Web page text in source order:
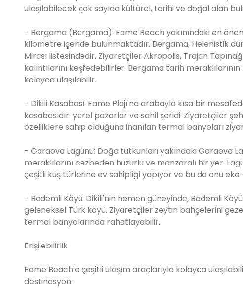
ulaşılabilecek çok sayıda kültürel, tarihi ve doğal alan
- Bergama (Bergama): Fame Beach yakınındaki en
kilometre içeride bulunmaktadır. Bergama, Helenistik
Mirası listesindedir. Ziyaretçiler Akropolis, Trajan
kalıntılarını keşfedebilirler. Bergama tarih
kolayca ulaşılabilir.
- Dikili Kasabası: Fame Plajı'na arabayla kısa bir
kasabasıdır. yerel pazarlar ve sahil şeridi. Ziyaretçiler
özelliklere sahip olduğuna inanılan termal banyoları
- Garaova Lagünü: Doğa tutkunları yakındaki Garaova
meraklılarını cezbeden huzurlu ve manzaralı bir yer.
çeşitli kuş türlerine ev sahipliği yapıyor ve bu da onu
- Bademli Köyü: Dikili'nin hemen güneyinde, Bademli
geleneksel Türk köyü. Ziyaretçiler zeytin bahçelerini
termal banyolarında rahatlayabilir.
Erişilebilirlik
Fame Beach'e çeşitli ulaşım araçlarıyla kolayca
destinasyon.